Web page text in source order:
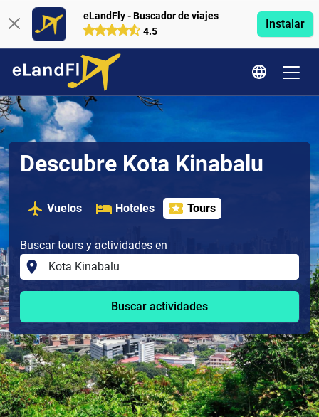
eLandFly - Buscador de viajes
4.5
Instalar
Descubre Kota Kinabalu
Vuelos Hoteles Tours
Buscar tours y actividades en
Buscar actividades